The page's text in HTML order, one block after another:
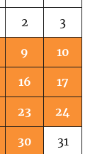
2 3
9 10
16 17
23 24
30 31